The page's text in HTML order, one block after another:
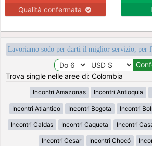
Qualità confermata
Lavoriamo sodo per darti il miglior servizio, per
Trova single nelle aree di: Colombia
Incontri Amazonas Incontri Antioquia
Incontri Atlantico Incontri Bogota Incontri
Incontri Caldas Incontri Caqueta Incontri
Incontri Cesar Incontri Chocó